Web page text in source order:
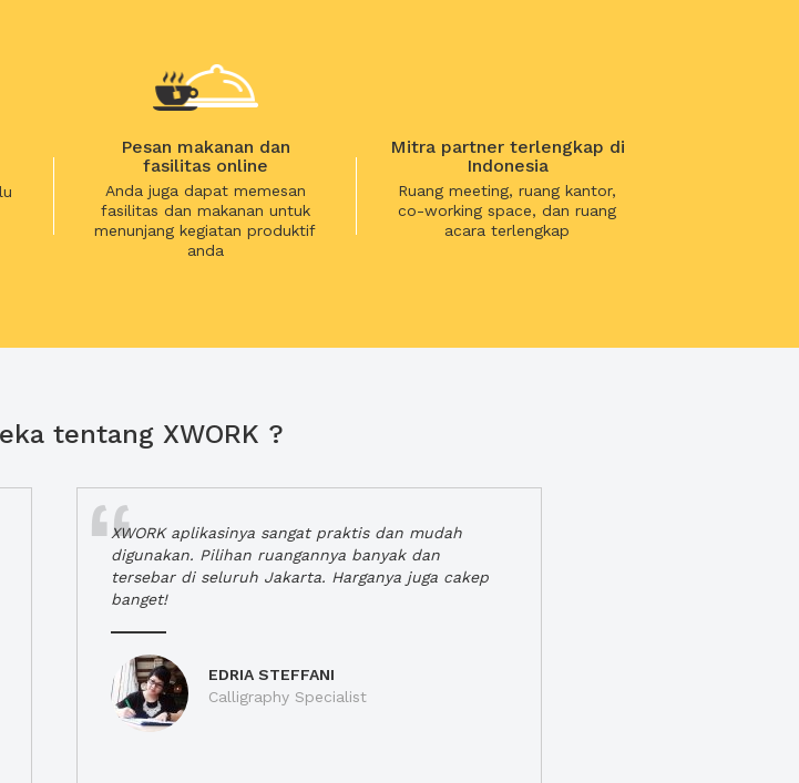
Pesan makanan dan
fasilitas online
Anda juga dapat memesan
fasilitas dan makanan untuk
menunjang kegiatan produktif
anda
Mitra partner terlengkap di
Indonesia
Ruang meeting, ruang kantor,
co-working space, dan ruang
acara terlengkap
tentang XWORK ?
XWORK aplikasinya sangat praktis dan mudah
digunakan. Pilihan ruangannya banyak dan
tersebar di seluruh Jakarta. Harganya juga cakep
banget!
EDRIA STEFFANI
Calligraphy Specialist